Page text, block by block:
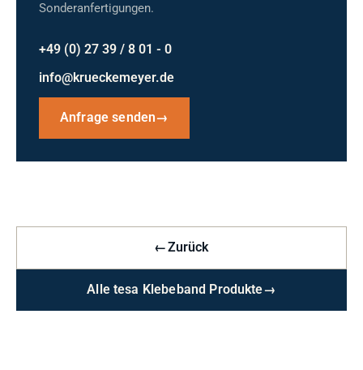
Sonderanfertigungen.
+49 (0) 27 39 / 8 01 - 0
info@krueckemeyer.de
Anfrage senden→
←Zurück
Alle tesa Klebeband Produkte→